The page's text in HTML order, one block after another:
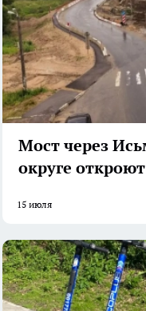
Мост через
округе
15 июля